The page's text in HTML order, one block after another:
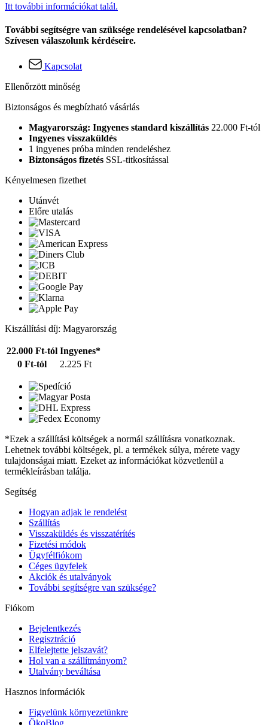
Itt további információkat talál.
További segítségre van szüksége rendelésével kapcsolatban?
Szívesen válaszolunk kérdéseire.
Kapcsolat
Ellenőrzött minőség
Biztonságos és megbízható vásárlás
Magyarország: Ingyenes standard kiszállítás 22.000 Ft-tól
Ingyenes visszaküldés
1 ingyenes próba minden rendeléshez
Biztonságos fizetés SSL-titkosítással
Kényelmesen fizethet
Utánvét
Előre utalás
Kiszállítási díj: Magyarország
22.000 Ft-tól Ingyenes*
0 Ft-tól
2.225 Ft
*Ezek a szállítási költségek a normál szállításra vonatkoznak.
Lehetnek további költségek, pl. a termékek súlya, mérete vagy
tulajdonságai miatt. Ezeket az információkat közvetlenül a
termékleírásban találja.
Segítség
Hogyan adjak le rendelést
Szállítás
Visszaküldés és visszatérítés
Fizetési módok
Ügyfélfiókom
Céges ügyfelek
Akciók és utalványok
További segítségre van szüksége?
Fiókom
Bejelentkezés
Regisztráció
Elfelejtette jelszavát?
Hol van a szállítmányom?
Utalvány beváltása
Hasznos információk
Figyelünk környezetünkre